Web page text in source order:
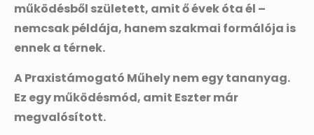
működésből született, amit ő évek óta él –
nemcsak példája, hanem szakmai formálója is
ennek a térnek.
A Praxistámogató Műhely nem egy tananyag.
Ez egy működésmód, amit Eszter már
megvalósított.